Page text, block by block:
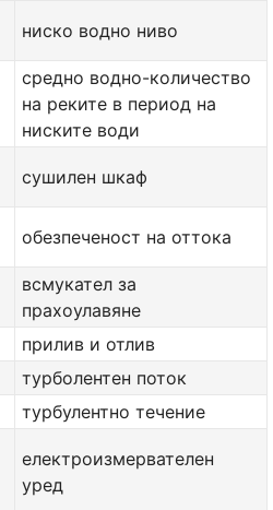
ниско водно ниво
средно водно-количество
на реките в период на
ниските води
сушилен шкаф
обезпеченост на оттока
всмукател за
прахоулавяне
прилив и отлив
турболентен поток
турбулентно течение
електроизмервателен
уред